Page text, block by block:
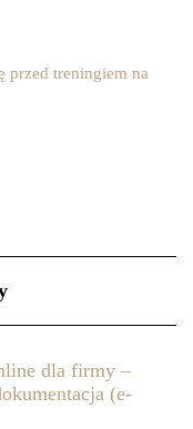
przed treningiem na
dla firmy –
(e-